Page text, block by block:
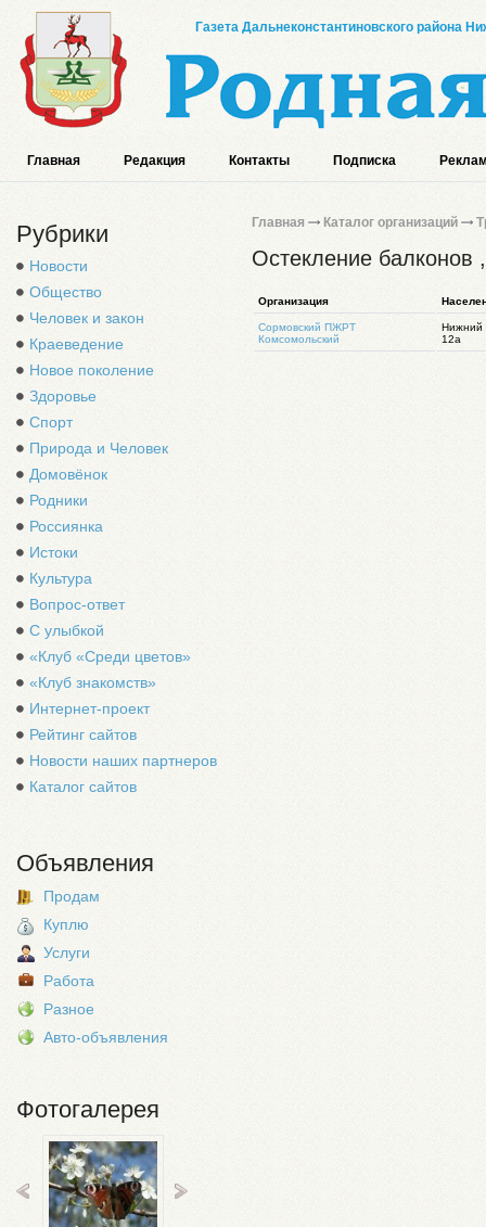
Газета Дальнеконстантиновского района
Главная Редакция Контакты Подписка
Рубрики
Новости
Общество
Человек и закон
Краеведение
Новое поколение
Здоровье
Спорт
Природа и Человек
Домовёнок
Родники
Россиянка
Истоки
Культура
Вопрос-ответ
С улыбкой
«Клуб «Среди цветов»
«Клуб знакомств»
Интернет-проект
Рейтинг сайтов
Новости наших партнеров
Каталог сайтов
Объявления
Продам
Куплю
Услуги
Работа
Разное
Авто-объявления
Фотогалерея
Главная Каталог организаций
Остекление балконов
Организация
Сормовский ПЖРТ
Комсомольский
Нижний
12а